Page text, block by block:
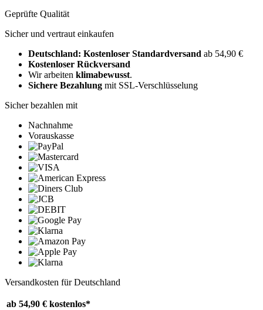
Geprüfte Qualität
Sicher und vertraut einkaufen
Deutschland: Kostenloser Standardversand ab 54,90 €
Kostenloser Rückversand
Wir arbeiten klimabewusst.
Sichere Bezahlung mit SSL-Verschlüsselung
Sicher bezahlen mit
Nachnahme
Vorauskasse
Versandkosten für Deutschland
ab 54,90 € kostenlos*